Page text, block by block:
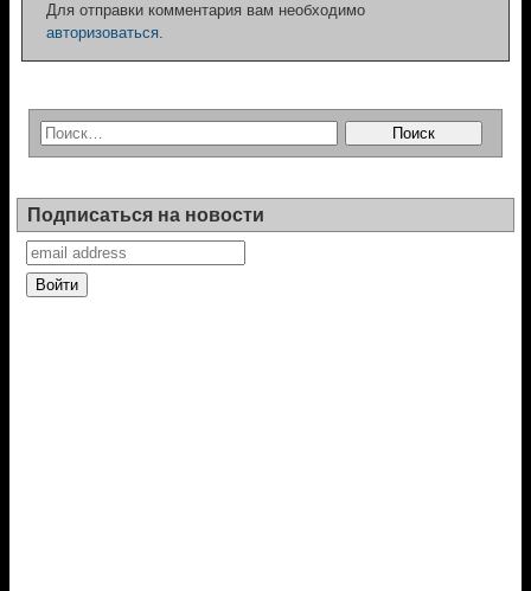
Для отправки комментария вам необходимо
авторизоваться.
Подписаться на новости